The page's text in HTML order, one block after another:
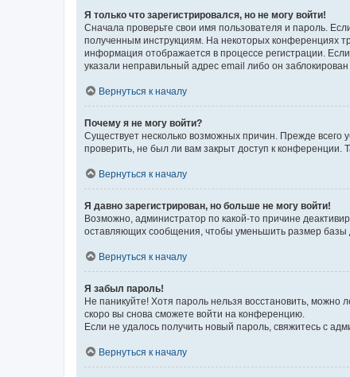
Я только что зарегистрировался, но не могу войти!
Сначала проверьте свои имя пользователя и пароль.
полученным инструкциям. На некоторых конференциях
информация отображается в процессе регистрации.
указали неправильный адрес email либо он
Вернуться к началу
Почему я не могу войти?
Существует несколько возможных причин. Прежде всего
проверить, не был ли вам закрыт доступ к конференции.
Вернуться к началу
Я давно зарегистрирован, но больше не могу войти!
Возможно, администратор по какой-то причине
оставляющих сообщения, чтобы уменьшить размер базы
Вернуться к началу
Я забыл пароль!
Не паникуйте! Хотя пароль нельзя восстановить,
скоро вы снова сможете войти на конференцию.
Если не удалось получить новый пароль, свяжитесь с
Вернуться к началу